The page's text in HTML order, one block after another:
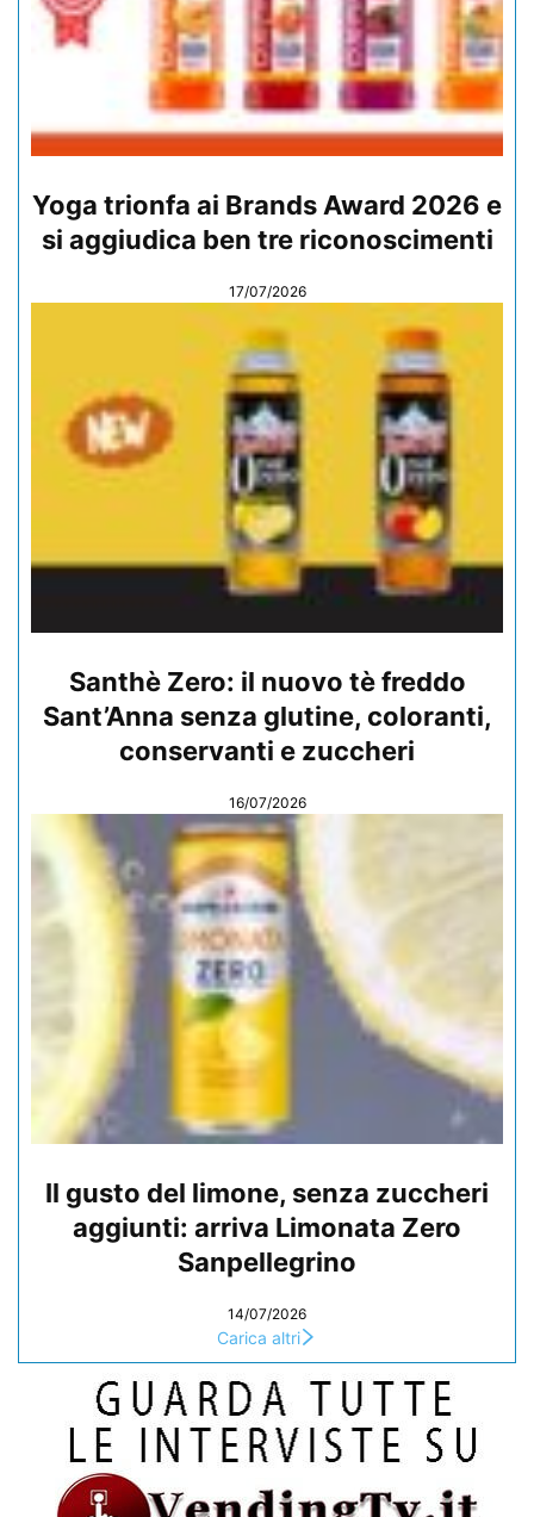
Yoga trionfa ai Brands Award 2026 e
si aggiudica ben tre riconoscimenti
17/07/2026
Santhè Zero: il nuovo tè freddo
Sant’Anna senza glutine, coloranti,
conservanti e zuccheri
16/07/2026
Il gusto del limone, senza zuccheri
aggiunti: arriva Limonata Zero
Sanpellegrino
14/07/2026
Carica altri